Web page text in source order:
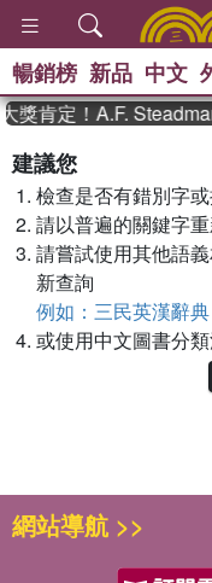
暢銷榜 新品 中文
獎肯定！A.F.
建議您
檢查是否有錯別字
請以普遍的關鍵字
請嘗試使用其他語
新查詢
例如：三民英漢辭
或使用中文圖書分
網站導航 >>